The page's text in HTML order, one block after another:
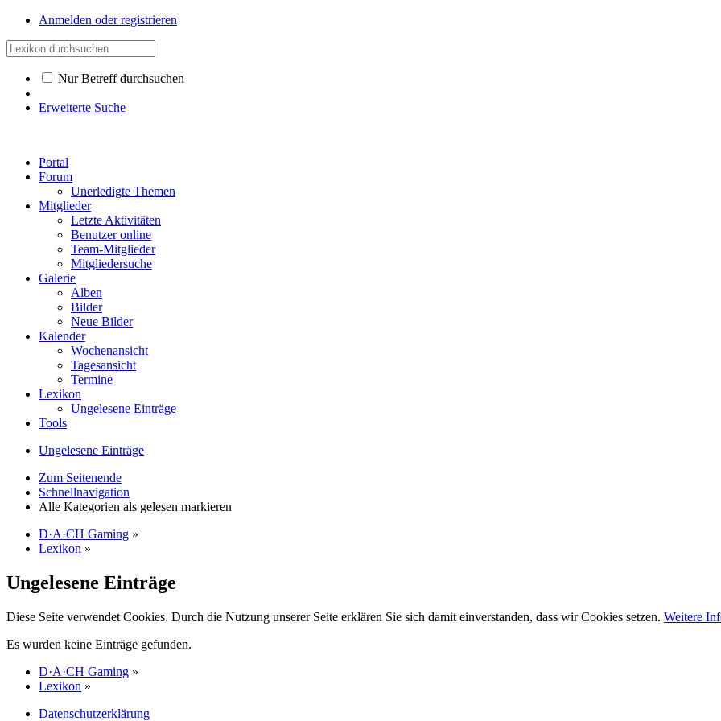
Anmelden oder registrieren
Nur Betreff durchsuchen
Erweiterte Suche
Portal
Forum
Unerledigte Themen
Mitglieder
Letzte Aktivitäten
Benutzer online
Team-Mitglieder
Mitgliedersuche
Galerie
Alben
Bilder
Neue Bilder
Kalender
Wochenansicht
Tagesansicht
Termine
Lexikon
Ungelesene Einträge
Tools
Ungelesene Einträge
Zum Seitenende
Schnellnavigation
Alle Kategorien als gelesen markieren
D·A·CH Gaming »
Lexikon »
Ungelesene Einträge
Diese Seite verwendet Cookies. Durch die Nutzung unserer Seite erklären Sie sich damit einverstanden, dass wir Cookies setzen. Weitere
Es wurden keine Einträge gefunden.
D·A·CH Gaming »
Lexikon »
Datenschutzerklärung